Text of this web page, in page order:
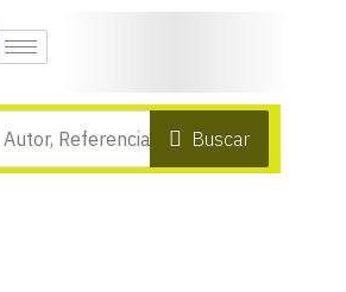
Buscar